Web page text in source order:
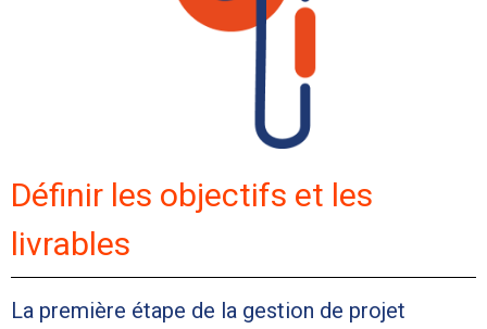
Définir les objectifs et les
livrables
La première étape de la gestion de projet